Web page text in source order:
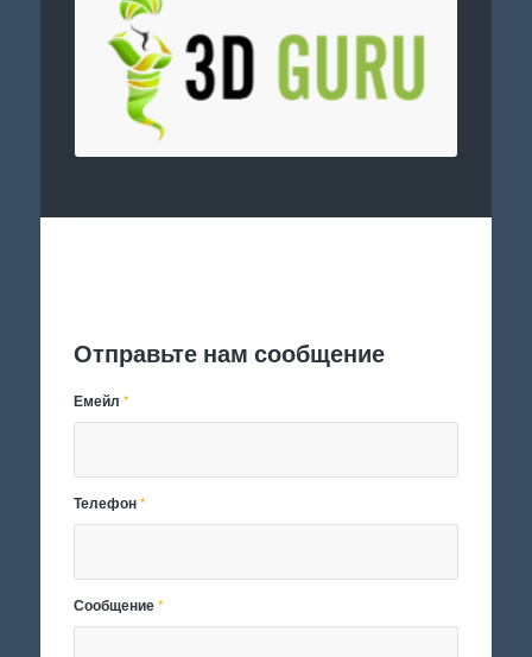
Отправьте нам сообщение
Емейл*
Телефон*
Сообщение*